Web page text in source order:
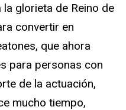
glorieta de Reino de
convertir en
que ahora
para personas con
de la actuación,
mucho tiempo,